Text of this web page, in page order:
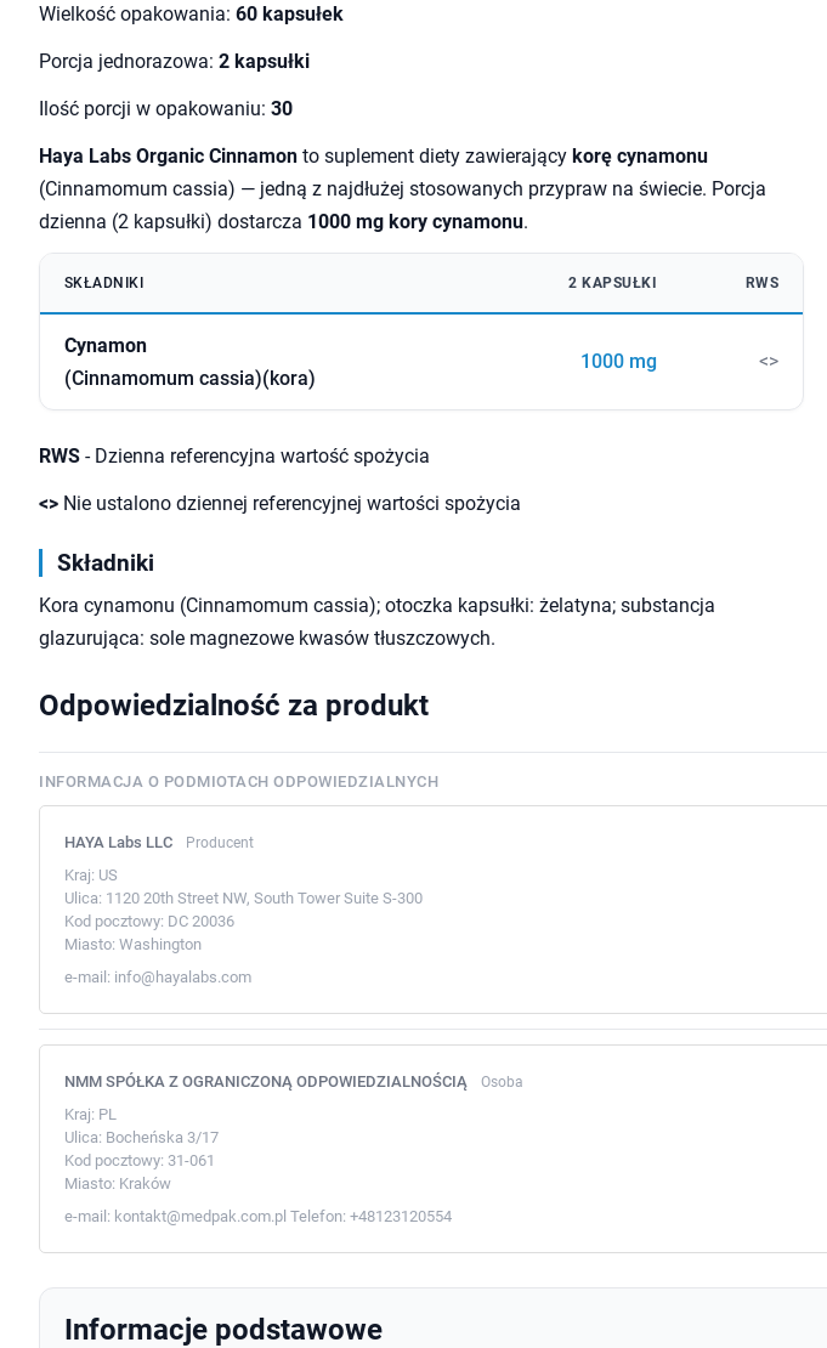
Wielkość opakowania: 60 kapsułek
Porcja jednorazowa: 2 kapsułki
Ilość porcji w opakowaniu: 30
Haya Labs Organic Cinnamon to suplement diety zawierający korę cynamonu
(Cinnamomum cassia) — jedną z najdłużej stosowanych przypraw na świecie. Porcja
dzienna (2 kapsułki) dostarcza 1000 mg kory cynamonu.
SKŁADNIKI 2 KAPSUŁKI RWS
Cynamon
(Cinnamomum cassia)(kora)
1000 mg <>
RWS - Dzienna referencyjna wartość spożycia
<> Nie ustalono dziennej referencyjnej wartości spożycia
Składniki
Kora cynamonu (Cinnamomum cassia); otoczka kapsułki: żelatyna; substancja
glazurująca: sole magnezowe kwasów tłuszczowych.
Odpowiedzialność za produkt
INFORMACJA O PODMIOTACH ODPOWIEDZIALNYCH
HAYA Labs LLC Producent
Kraj: US
Ulica: 1120 20th Street NW, South Tower Suite S-300
Kod pocztowy: DC 20036
Miasto: Washington
e-mail: info@hayalabs.com
NMM SPÓŁKA Z OGRANICZONĄ ODPOWIEDZIALNOŚCIĄ Osoba
Kraj: PL
Ulica: Bocheńska 3/17
Kod pocztowy: 31-061
Miasto: Kraków
e-mail: kontakt@medpak.com.pl Telefon: +48123120554
Informacje podstawowe